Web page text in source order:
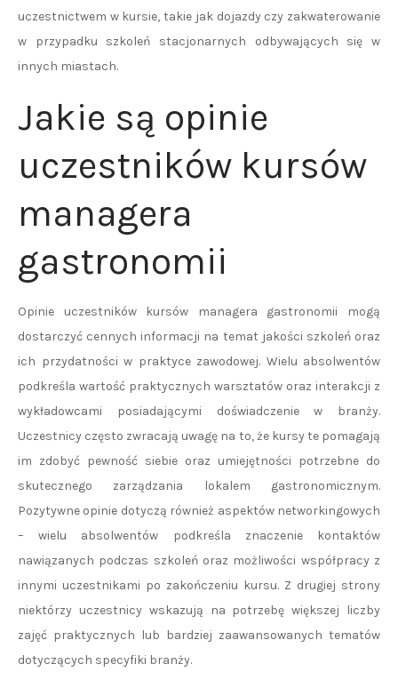
uczestnictwem w kursie, takie jak dojazdy czy zakwaterowanie
w przypadku szkoleń stacjonarnych odbywających się w
innych miastach.
Jakie są opinie
uczestników kursów
managera
gastronomii
Opinie uczestników kursów managera gastronomii mogą
dostarczyć cennych informacji na temat jakości szkoleń oraz
ich przydatności w praktyce zawodowej. Wielu absolwentów
podkreśla wartość praktycznych warsztatów oraz interakcji z
wykładowcami posiadającymi doświadczenie w branży.
Uczestnicy często zwracają uwagę na to, że kursy te pomagają
im zdobyć pewność siebie oraz umiejętności potrzebne do
skutecznego zarządzania lokalem gastronomicznym.
Pozytywne opinie dotyczą również aspektów networkingowych
– wielu absolwentów podkreśla znaczenie kontaktów
nawiązanych podczas szkoleń oraz możliwości współpracy z
innymi uczestnikami po zakończeniu kursu. Z drugiej strony
niektórzy uczestnicy wskazują na potrzebę większej liczby
zajęć praktycznych lub bardziej zaawansowanych tematów
dotyczących specyfiki branży.